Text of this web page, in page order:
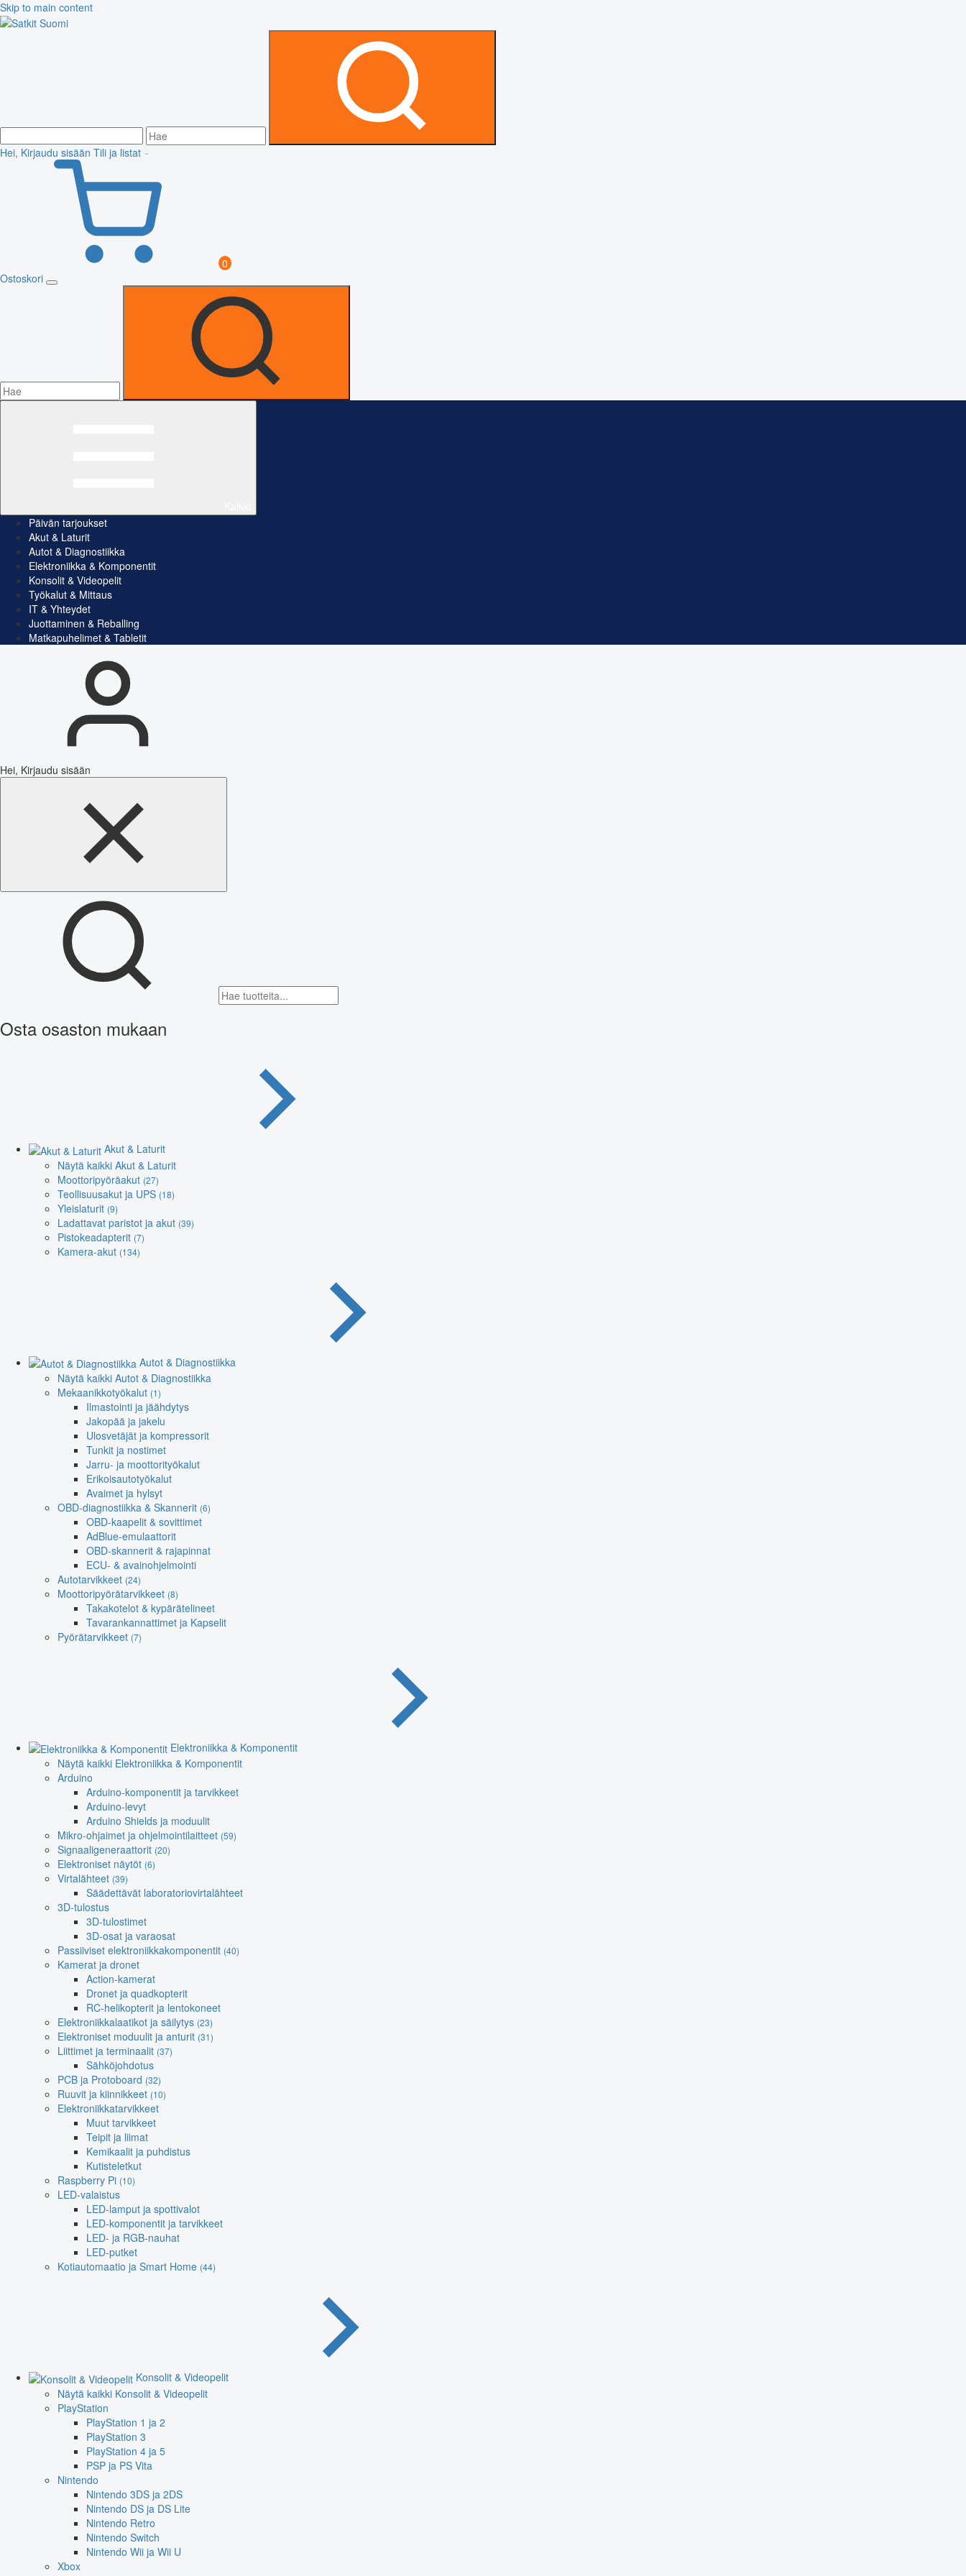
Skip to main content
Hei, Kirjaudu sisään Tili ja listat
0
Ostoskori
Päivän tarjoukset
Akut & Laturit
Autot & Diagnostiikka
Elektroniikka & Komponentit
Konsolit & Videopelit
Työkalut & Mittaus
IT & Yhteydet
Juottaminen & Reballing
Matkapuhelimet & Tabletit
Hei, Kirjaudu sisään
Osta osaston mukaan
Akut & Laturit
Näytä kaikki Akut & Laturit
Moottoripyöräakut (27)
Teollisuusakut ja UPS (18)
Yleislaturit (9)
Ladattavat paristot ja akut (39)
Pistokeadapterit (7)
Kamera-akut (134)
Autot & Diagnostiikka
Näytä kaikki Autot & Diagnostiikka
Mekaanikkotyökalut (1)
Ilmastointi ja jäähdytys
Jakopää ja jakelu
Ulosvetäjät ja kompressorit
Tunkit ja nostimet
Jarru- ja moottorityökalut
Erikoisautotyökalut
Avaimet ja hylsyt
OBD-diagnostiikka & Skannerit (6)
OBD-kaapelit & sovittimet
AdBlue-emulaattorit
OBD-skannerit & rajapinnat
ECU- & avainohjelmointi
Autotarvikkeet (24)
Moottoripyörätarvikkeet (8)
Takakotelot & kypärätelineet
Tavarankannattimet ja Kapselit
Pyörätarvikkeet (7)
Elektroniikka & Komponentit
Näytä kaikki Elektroniikka & Komponentit
Arduino
Arduino-komponentit ja tarvikkeet
Arduino-levyt
Arduino Shields ja moduulit
Mikro-ohjaimet ja ohjelmointilaitteet (59)
Signaaligeneraattorit (20)
Elektroniset näytöt (6)
Virtalähteet (39)
Säädettävät laboratoriovirtalähteet
3D-tulostus
3D-tulostimet
3D-osat ja varaosat
Passiiviset elektroniikkakomponentit (40)
Kamerat ja dronet
Action-kamerat
Dronet ja quadkopterit
RC-helikopterit ja lentokoneet
Elektroniikkalaatikot ja säilytys (23)
Elektroniset moduulit ja anturit (31)
Liittimet ja terminaalit (37)
Sähköjohdotus
PCB ja Protoboard (32)
Ruuvit ja kiinnikkeet (10)
Elektroniikkatarvikkeet
Muut tarvikkeet
Teipit ja liimat
Kemikaalit ja puhdistus
Kutisteletkut
Raspberry Pi (10)
LED-valaistus
LED-lamput ja spottivalot
LED-komponentit ja tarvikkeet
LED- ja RGB-nauhat
LED-putket
Kotiautomaatio ja Smart Home (44)
Konsolit & Videopelit
Näytä kaikki Konsolit & Videopelit
PlayStation
PlayStation 1 ja 2
PlayStation 3
PlayStation 4 ja 5
PSP ja PS Vita
Nintendo
Nintendo 3DS ja 2DS
Nintendo DS ja DS Lite
Nintendo Retro
Nintendo Switch
Nintendo Wii ja Wii U
Xbox